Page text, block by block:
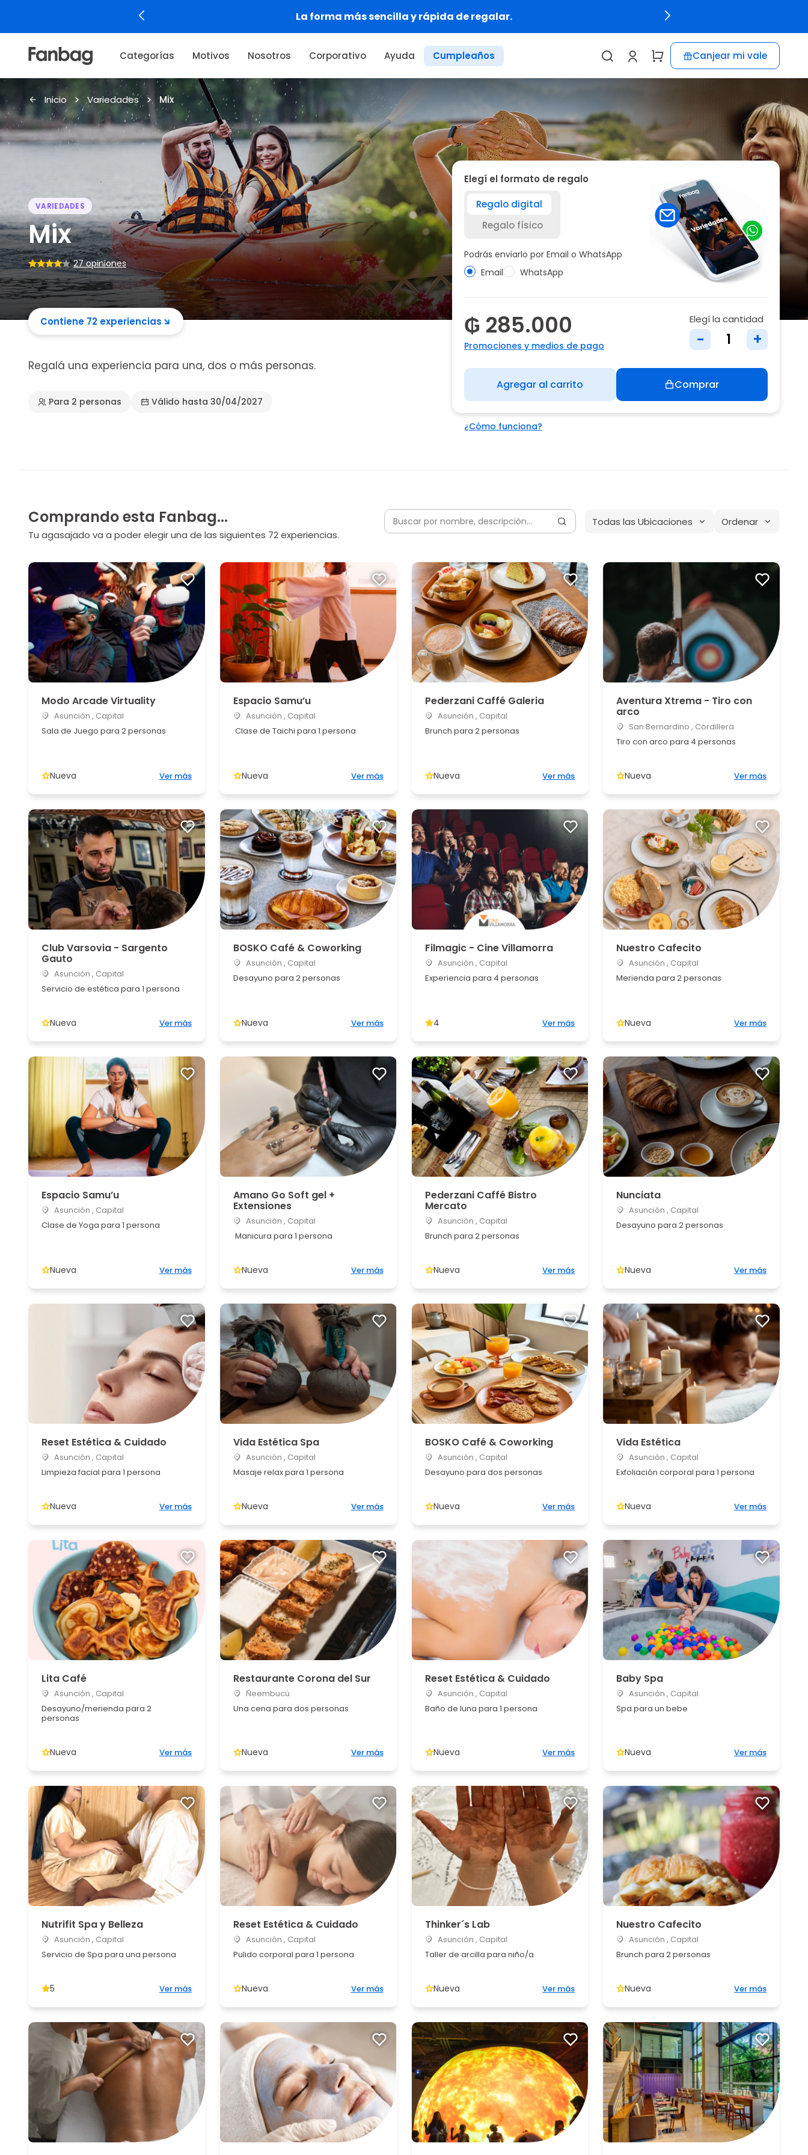
Regalá experiencias que se viven, no cosas.
Categorías Motivos Nosotros Corporativo Ayuda Cumpleaños Canjear mi vale
Inicio Variedades Mix
VARIEDADES
Mix
27 opiniones
Contiene 72 experiencias
Regalá una experiencia para una, dos o más personas.
Para 2 personas Válido hasta 30/04/2027
Elegí el formato de regalo
Regalo digital
Regalo físico
Podrás enviarlo por Email o WhatsApp
Email
WhatsApp
₲ 285.000
Promociones y medios de pago
Elegí la cantidad
- +
Agregar al carrito Comprar
¿Cómo funciona?
Comprando esta Fanbag...
Tu agasajado va a poder elegir una de las siguientes 72 experiencias.
Todas las Ubicaciones Ordenar
Modo Arcade Virtuality
Asunción , Capital
Sala de Juego para 2 personas
Nueva Ver más
Espacio Samu’u
Asunción , Capital
Clase de Taichi para 1 persona
Nueva Ver más
Pederzani Caffé Galeria
Asunción , Capital
Brunch para 2 personas
Nueva Ver más
Aventura Xtrema - Tiro con
arco
San Bernardino , Cordillera
Tiro con arco para 4 personas
Nueva Ver más
Club Varsovia - Sargento
Gauto
Asunción , Capital
Servicio de estética para 1 persona
Nueva Ver más
BOSKO Café & Coworking
Asunción , Capital
Desayuno para 2 personas
Nueva Ver más
Filmagic - Cine Villamorra
Asunción , Capital
Experiencia para 4 personas
4 Ver más
Nuestro Cafecito
Asunción , Capital
Merienda para 2 personas
Nueva Ver más
Espacio Samu’u
Asunción , Capital
Clase de Yoga para 1 persona
Nueva Ver más
Amano Go Soft gel +
Extensiones
Asunción , Capital
Manicura para 1 persona
Nueva Ver más
Pederzani Caffé Bistro
Mercato
Asunción , Capital
Brunch para 2 personas
Nueva Ver más
Nunciata
Asunción , Capital
Desayuno para 2 personas
Nueva Ver más
Reset Estética & Cuidado
Asunción , Capital
Limpieza facial para 1 persona
Nueva Ver más
Vida Estética Spa
Asunción , Capital
Masaje relax para 1 persona
Nueva Ver más
BOSKO Café & Coworking
Asunción , Capital
Desayuno para dos personas
Nueva Ver más
Vida Estética
Asunción , Capital
Exfoliación corporal para 1 persona
Nueva Ver más
Lita Café
Asunción , Capital
Desayuno/merienda para 2
personas
Nueva Ver más
Restaurante Corona del Sur
Ñeembucú
Una cena para dos personas
Nueva Ver más
Reset Estética & Cuidado
Asunción , Capital
Baño de luna para 1 persona
Nueva Ver más
Baby Spa
Asunción , Capital
Spa para un bebe
Nueva Ver más
Nutrifit Spa y Belleza
Asunción , Capital
Servicio de Spa para una persona
5 Ver más
Reset Estética & Cuidado
Asunción , Capital
Pulido corporal para 1 persona
Nueva Ver más
Thinker´s Lab
Asunción , Capital
Taller de arcilla para niño/a
Nueva Ver más
Nuestro Cafecito
Asunción , Capital
Brunch para 2 personas
Nueva Ver más